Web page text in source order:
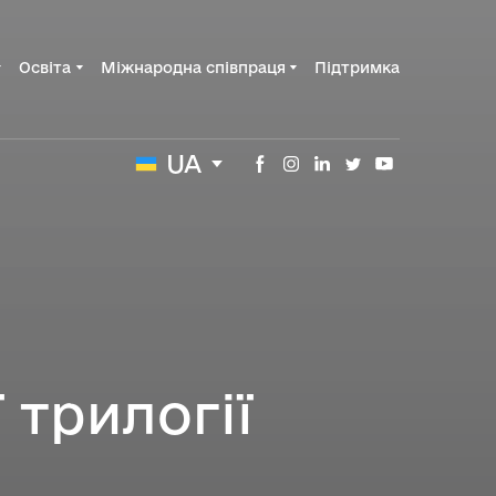
Освіта Міжнародна співпраця Підтримка
UA